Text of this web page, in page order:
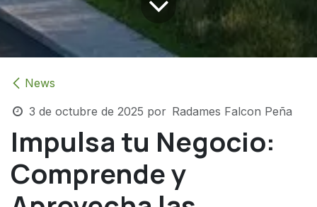
News
3 de octubre de 2025 por Radames Falcon Peña
Impulsa tu Negocio:
Comprende y